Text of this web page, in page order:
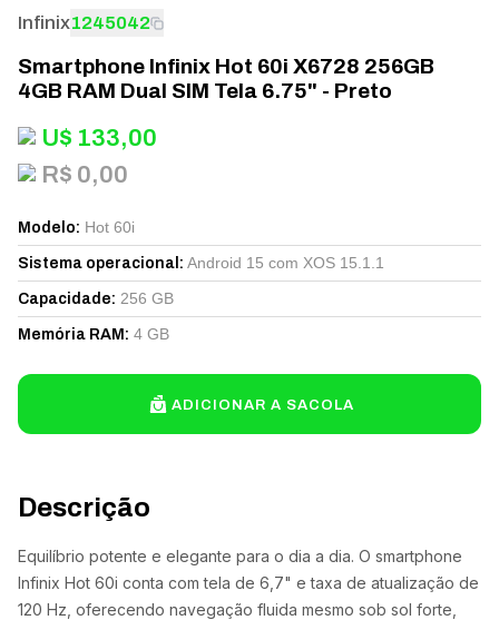
Descrição
Equilíbrio potente e elegante para o dia a dia. O smartphone
Infinix Hot 60i conta com tela de 6,7" e taxa de atualização de
120 Hz, oferecendo navegação fluida mesmo sob sol forte,
Infinix1245042
Smartphone Infinix Hot 60i X6728 256GB
4GB RAM Dual SIM Tela 6.75" - Preto
U$ 133,00
R$ 0,00
Modelo: Hot 60i
Sistema operacional : Android 15 com XOS 15.1.1
Capacidade: 256 GB
Memória RAM : 4 GB
ADICIONAR A SACOLA